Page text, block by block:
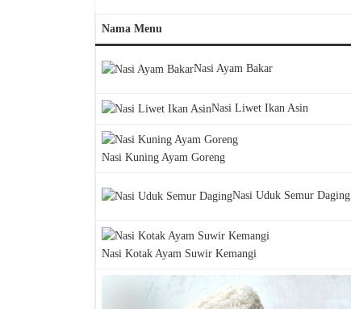
Nama Menu
Nasi Ayam Bakar
Nasi Liwet Ikan Asin
Nasi Kuning Ayam Goreng
Nasi Uduk Semur Daging
Nasi Kotak Ayam Suwir Kemangi